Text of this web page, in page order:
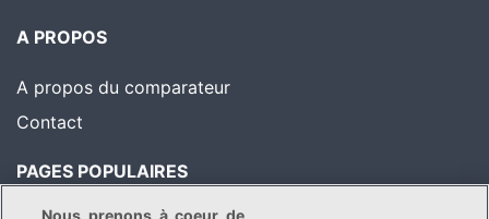
A PROPOS
A propos du comparateur
Contact
PAGES POPULAIRES